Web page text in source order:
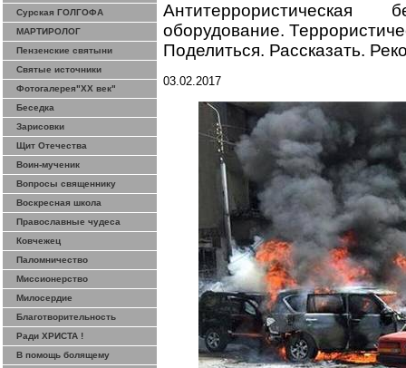
Сурская ГОЛГОФА
МАРТИРОЛОГ
Пензенские святыни
Святые источники
Фотогалерея"ХХ век"
Беседка
Зарисовки
Щит Отечества
Воин-мученик
Вопросы священнику
Воскресная школа
Православные чудеса
Ковчежец
Паломничество
Миссионерство
Милосердие
Благотворительность
Ради ХРИСТА !
В помощь болящему
Антитеррористическая
оборудование.
Поделиться. Рассказать.
03.02.2017